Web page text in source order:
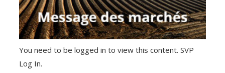
You need to be logged in to view this content. SVP
Log In.